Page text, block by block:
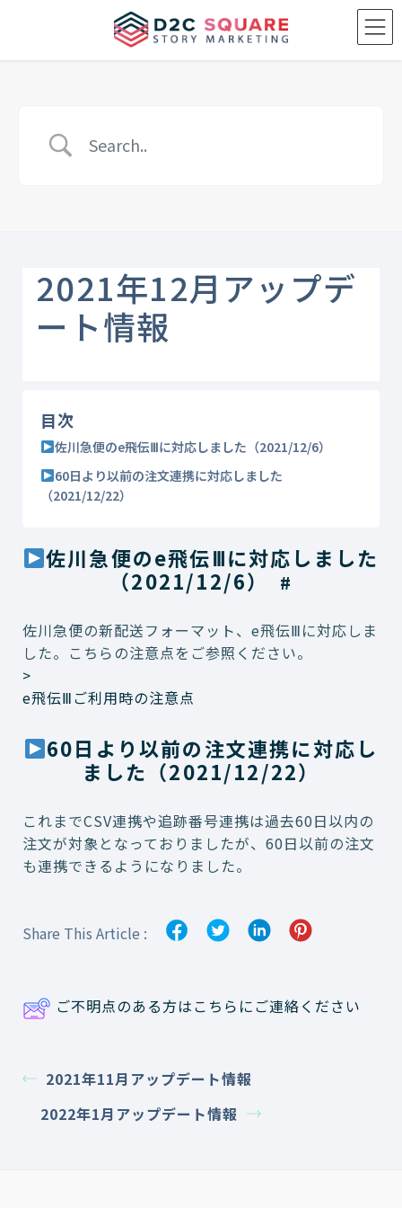
2021年12月アップデ
ート情報
目次
佐川急便のe飛伝Ⅲに対応しました（2021/12/6）
60日より以前の注文連携に対応しました
（2021/12/22）
佐川急便のe飛伝Ⅲに対応しました
（2021/12/6）
#
佐川急便の新配送フォーマット、e飛伝Ⅲに対応しま
した。こちらの注意点をご参照ください。
>
e飛伝Ⅲご利用時の注意点
60日より以前の注文連携に対応し
ました（2021/12/22）
これまでCSV連携や追跡番号連携は過去60日以内の
注文が対象となっておりましたが、60日以前の注文
も連携できるようになりました。
Share This Article :
ご不明点のある方はこちらにご連絡ください
2021年11月アップデート情報
2022年1月アップデート情報